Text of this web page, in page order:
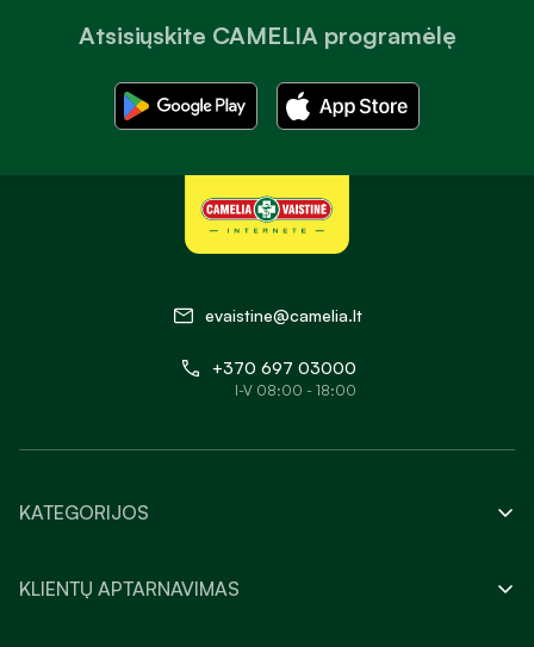
Atsisiųskite CAMELIA programėlę
evaistine@camelia.lt
+370 697 03000
I-V 08:00 - 18:00
KATEGORIJOS
KLIENTŲ APTARNAVIMAS